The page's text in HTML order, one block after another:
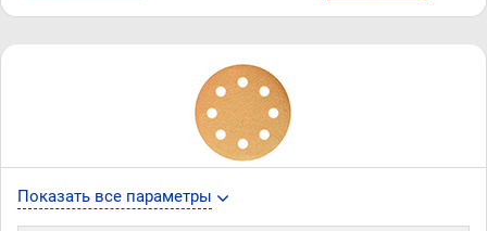
Показать все параметры